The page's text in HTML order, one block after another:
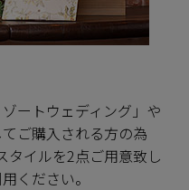
ートウェディング」や
ご購入される方の為
タイルを2点ご用意致し
ください。